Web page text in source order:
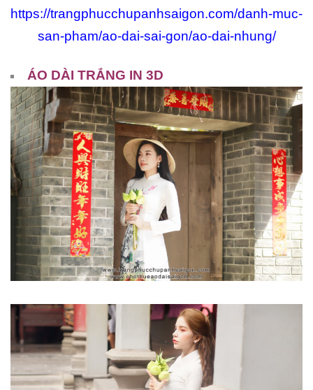
https://trangphucchupanhsaigon.com/danh-muc-
san-pham/ao-dai-sai-gon/ao-dai-nhung/
ÁO DÀI TRẮNG IN 3D